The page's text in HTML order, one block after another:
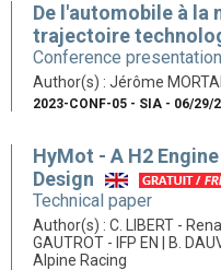
De l'automobile à la
trajectoire
Conference presentation
Author(s) : Jérôme
2023-CONF-05 - SIA - 06/29/
HyMot - A H2
Design
Technical paper
Author(s) : C. LIBERT -
GAUTROT - IFP EN | B.
Alpine Racing